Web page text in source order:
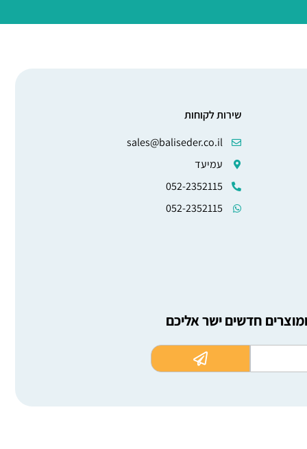
שירות לקוחות
sales@baliseder.co.il
עמיעד
052-2352115
052-2352115
חדשים ישר אליכם